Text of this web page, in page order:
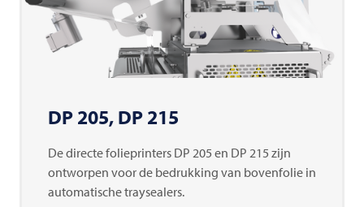
DP 205, DP 215
De directe folieprinters DP 205 en DP 215 zijn
ontworpen voor de bedrukking van bovenfolie in
automatische traysealers.